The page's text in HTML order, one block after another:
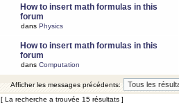
How to insert math formulas in this
forum
dans Physics
How to insert math formulas in this
forum
dans Computation
Afficher les messages précédents:
[ La recherche a trouvée 15 résultats ]